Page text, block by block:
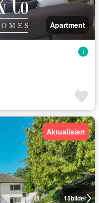
Apartment
15bilder
Aktualisiert